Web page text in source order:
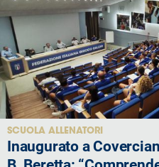
SCUOLA ALLENATORI
Inaugurato a